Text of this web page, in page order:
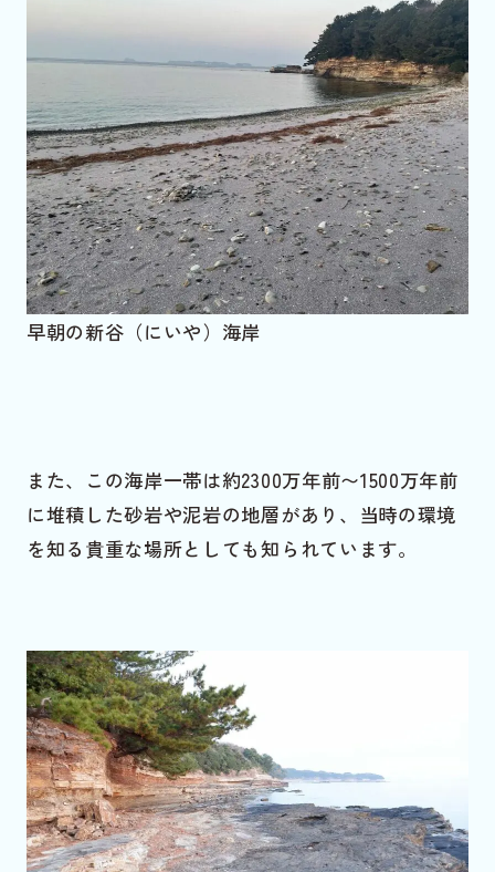
早朝の新谷（にいや）海岸
また、この海岸一帯は約2300万年前〜1500万年前
に堆積した砂岩や泥岩の地層があり、当時の環境
を知る貴重な場所としても知られています。